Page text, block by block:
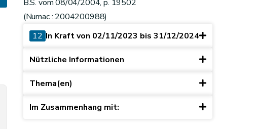
B.S. vom 08/04/2004, p. 19502
(Numac : 2004200988)
12 In Kraft von 02/11/2023 bis 31/12/2024
Nützliche Informationen
Thema(en)
Im Zusammenhang mit: